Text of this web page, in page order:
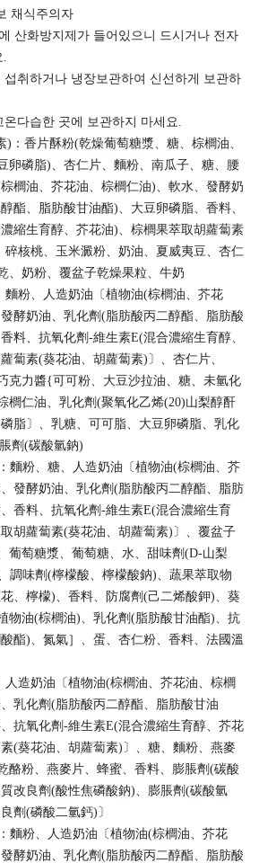
채식주의자
산화방지제가 들어있으니 드시거나 전자
취하거나 냉장보관하여 신선하게 보관하
다습한 곳에 보관하지 마세요.
：香片酥粉(乾燥葡萄糖漿、糖、棕櫚油、
卵磷脂)、杏仁片、麵粉、南瓜子、糖、腰
櫚油、芥花油、棕櫚仁油)、軟水、發酵奶
酯、脂肪酸甘油酯)、大豆卵磷脂、香料、
縮生育醇、芥花油)、棕櫚果萃取胡蘿蔔素
核桃、玉米澱粉、奶油、夏威夷豆、杏仁
、奶粉、覆盆子乾燥果粒、牛奶
粉、人造奶油〔植物油(棕櫚油、芥花
酵奶油、乳化劑(脂肪酸丙二醇酯、脂肪酸
料、抗氧化劑-維生素E(混合濃縮生育醇、
蔔素(葵花油、胡蘿蔔素)〕、杏仁片、
克力醬{可可粉、大豆沙拉油、糖、未氫化
櫚仁油、乳化劑(聚氧化乙烯(20)山梨醇酐
脂〕、乳糖、可可脂、大豆卵磷脂、乳化
劑(碳酸氫鈉)
麵粉、糖、人造奶油〔植物油(棕櫚油、芥
發酵奶油、乳化劑(脂肪酸丙二醇酯、脂肪
香料、抗氧化劑-維生素E(混合濃縮生育
胡蘿蔔素(葵花油、胡蘿蔔素)〕、覆盆子
葡萄糖漿、葡萄糖、水、甜味劑(D-山梨
調味劑(檸檬酸、檸檬酸鈉)、蔬果萃取物
、檸檬)、香料、防腐劑(己二烯酸鉀)、葵
物油(棕櫚油)、乳化劑(脂肪酸甘油酯)、抗
酯)、氮氣］、蛋、杏仁粉、香料、法國溫
造奶油〔植物油(棕櫚油、芥花油、棕櫚
乳化劑(脂肪酸丙二醇酯、脂肪酸甘油
抗氧化劑-維生素E(混合濃縮生育醇、芥花
(葵花油、胡蘿蔔素)〕、糖、麵粉、燕麥
酪粉、燕麥片、蜂蜜、香料、膨脹劑(碳酸
改良劑(酸性焦磷酸鈉)、膨脹劑(碳酸氫
良劑(磷酸二氫鈣)〕
麵粉、人造奶油〔植物油(棕櫚油、芥花
酵奶油、乳化劑(脂肪酸丙二醇酯、脂肪酸